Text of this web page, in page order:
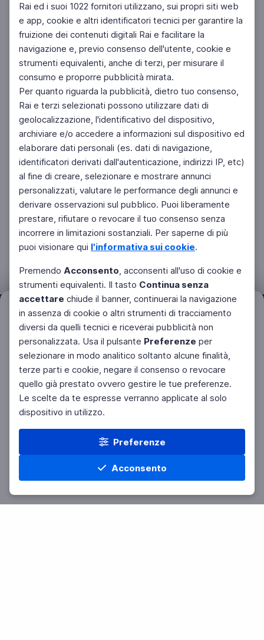
Rai ed i suoi 1022 fornitori utilizzano, sui propri siti web
e app, cookie e altri identificatori tecnici per garantire la
fruizione dei contenuti digitali Rai e facilitare la
navigazione e, previo consenso dell'utente, cookie e
strumenti equivalenti, anche di terzi, per misurare il
consumo e proporre pubblicità mirata.
Per quanto riguarda la pubblicità, dietro tuo consenso,
Rai e terzi selezionati possono utilizzare dati di
geolocalizzazione, l'identificativo del dispositivo,
archiviare e/o accedere a informazioni sul dispositivo ed
elaborare dati personali (es. dati di navigazione,
identificatori derivati dall'autenticazione, indirizzi IP, etc)
al fine di creare, selezionare e mostrare annunci
personalizzati, valutare le performance degli annunci e
derivare osservazioni sul pubblico. Puoi liberamente
prestare, rifiutare o revocare il tuo consenso senza
incorrere in limitazioni sostanziali. Per saperne di più
puoi visionare qui l'informativa sui cookie.
Premendo Acconsento, acconsenti all'uso di cookie e
strumenti equivalenti. Il tasto Continua senza
accettare chiude il banner, continuerai la navigazione
in assenza di cookie o altri strumenti di tracciamento
diversi da quelli tecnici e riceverai pubblicità non
personalizzata. Usa il pulsante Preferenze per
selezionare in modo analitico soltanto alcune finalità,
terze parti e cookie, negare il consenso o revocare
quello già prestato ovvero gestire le tue preferenze.
Le scelte da te espresse verranno applicate al solo
dispositivo in utilizzo.
Preferenze
Acconsento
Home Materie Cerca Menu
Filtri Azzera
Facebook Twitter Instagram